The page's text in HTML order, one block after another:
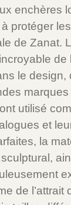
enchères
à protéger les
de Zanat.
incroyable de
le design,
marques
utilisé
et
, la
sculptural,
de l’attrait